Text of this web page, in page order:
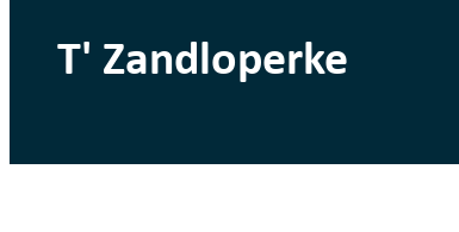
T' Zandloperke